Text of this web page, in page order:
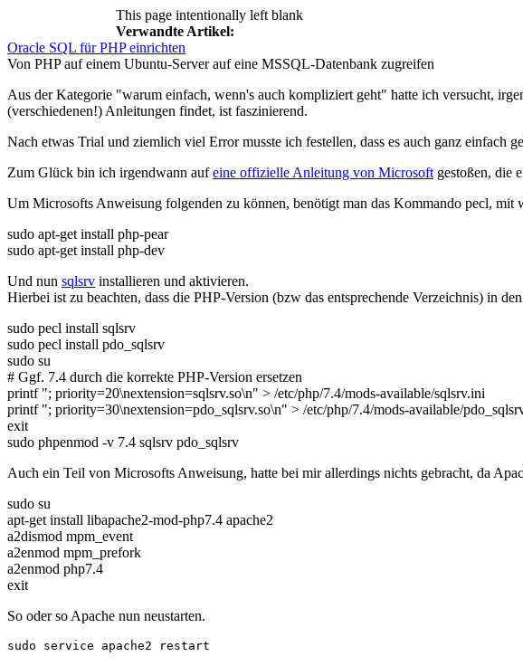
This page intentionally left blank
Verwandte Artikel:
Oracle SQL für PHP einrichten
Von PHP auf einem Ubuntu-Server auf eine MSSQL-Datenbank zugreifen
Aus der Kategorie "warum einfach, wenn's auch kompliziert geht" hatte ich versucht,
(verschiedenen!) Anleitungen findet, ist faszinierend.
Nach etwas Trial und ziemlich viel Error musste ich festellen, dass es auch ganz
Zum Glück bin ich irgendwann aufeine offizielle Anleitung von Microsoft gestoßen, die
Um Microsofts Anweisung folgenden zu können, benötigt man das Kommando pecl, mit
sudo apt-get install php-pear
sudo apt-get install php-dev
Und nun sqlsrv installieren und aktivieren.
Hierbei ist zu beachten, dass die PHP-Version (bzw das entsprechende Verzeichnis) in
sudo pecl install sqlsrv
sudo pecl install pdo_sqlsrv
sudo su
# Ggf. 7.4 durch die korrekte PHP-Version ersetzen
printf "; priority=20\nextension=sqlsrv.so\n" > /etc/php/7.4/mods-available/sqlsrv.ini
printf "; priority=30\nextension=pdo_sqlsrv.so\n" > /etc/php/7.4/mods-available/
exit
sudo phpenmod -v 7.4 sqlsrv pdo_sqlsrv
Auch ein Teil von Microsofts Anweisung, hatte bei mir allerdings nichts gebracht, da
sudo su
apt-get install libapache2-mod-php7.4 apache2
a2dismod mpm_event
a2enmod mpm_prefork
a2enmod php7.4
exit
So oder so Apache nun neustarten.
sudo service apache2 restart